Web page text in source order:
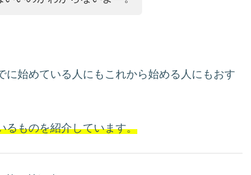
始めている人にもこれから始める人にもおす
るものを紹介しています。